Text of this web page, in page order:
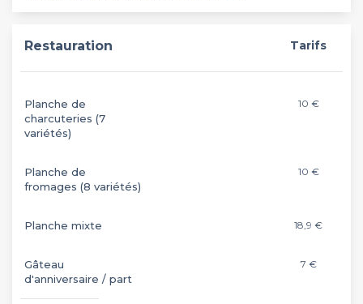
Restauration Tarifs
Planche de
charcuteries (7
variétés)
10 €
Planche de
fromages (8 variétés)
10 €
Planche mixte 18,9 €
Gâteau
d'anniversaire / part
7 €